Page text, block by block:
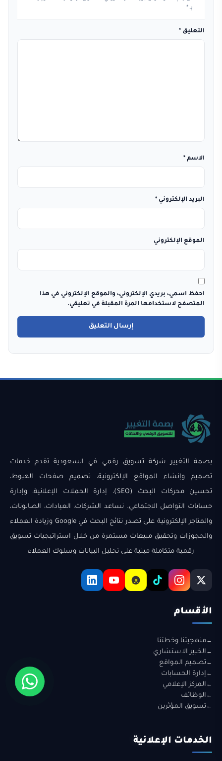
بـ *
التعليق *
الاسم *
البريد الإلكتروني *
الموقع الإلكتروني
احفظ اسمي، بريدي الإلكتروني، والموقع الإلكتروني في هذا
المتصفح لاستخدامها المرة المقبلة في تعليقي.
بصمة التغيير شركة تسويق رقمي في السعودية تقدم خدمات
تصميم وإنشاء المواقع الإلكترونية، تصميم صفحات الهبوط،
تحسين محركات البحث (SEO)، إدارة الحملات الإعلانية، وإدارة
حسابات التواصل الاجتماعي. نساعد الشركات، العيادات، الصالونات،
والمتاجر الإلكترونية على تصدر نتائج البحث في Google وزيادة العملاء
والحجوزات وتحقيق مبيعات مستمرة من خلال استراتيجيات تسويق
رقمية متكاملة مبنية على تحليل البيانات وسلوك العملاء
الأقسام
منهجيتنا وخطتنا
الخبير الاستشاري
تصميم المواقع
إدارة الحسابات
المركز الإعلامي
الوظائف
تسويق المؤثرين
الخدمات الإعلانية